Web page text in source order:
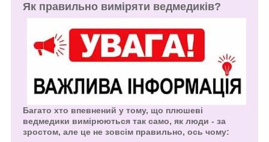
Як правильно виміряти ведмедиків?
Багато хто впевнений у тому, що плюшеві
ведмедики вимірюються так само, як люди - за
зростом, але це не зовсім правильно, ось чому: